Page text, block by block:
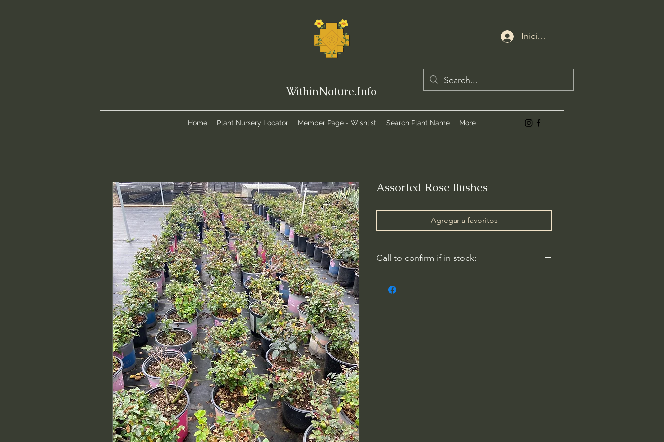
WithinNature.Info
Iniciar sesión
Home Plant Nursery Locator Member Page - Wishlist Search Plant Name More
Assorted Rose Bushes
Agregar a favoritos
Call to confirm if in stock:
Riverside County